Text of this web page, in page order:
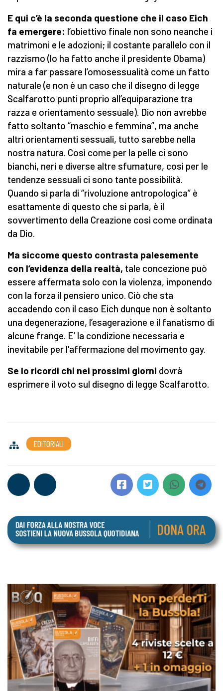
E qui c’è la seconda questione che il caso Eich
fa emergere: l’obiettivo finale non sono neanche i
matrimoni e le adozioni; il costante parallelo con il
razzismo (lo ha fatto anche il presidente Obama)
mira a far passare l’omosessualità come un fatto
naturale (e non è un caso che il disegno di legge
Scalfarotto punti proprio all’equiparazione tra
razza e orientamento sessuale). Dio non avrebbe
fatto soltanto “maschio e femmina”, ma anche
altri orientamenti sessuali, tutto sarebbe nella
nostra natura. Così come per la pelle ci sono
bianchi, neri e diverse altre sfumature, così per le
tendenze sessuali ci sono tante possibilità.
Quando si parla di “rivoluzione antropologica” è
esattamente di questo che si parla, è il
sovvertimento della Creazione così come ordinata
da Dio.
Ma siccome questo contrasta palesemente
con l’evidenza della realtà, tale concezione può
essere affermata solo con la violenza, imponendo
con la forza il pensiero unico. Ciò che sta
accadendo con il caso Eich dunque non è soltanto
una degenerazione, l’esagerazione e il fanatismo di
alcune frange. E’ la condizione necessaria e
inevitabile per l'affermazione del movimento gay.
Se lo ricordi chi nei prossimi giorni dovrà
esprimere il voto sul disegno di legge Scalfarotto.
EDITORIALI